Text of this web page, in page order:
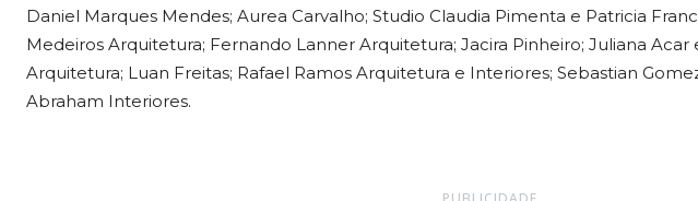
Daniel Marques Mendes; Aurea Carvalho; Studio Claudia Pimenta e Patricia
Medeiros Arquitetura; Fernando Lanner Arquitetura; Jacira Pinheiro; Juliana Acar
Arquitetura; Luan Freitas; Rafael Ramos Arquitetura e Interiores; Sebastian
Abraham Interiores.